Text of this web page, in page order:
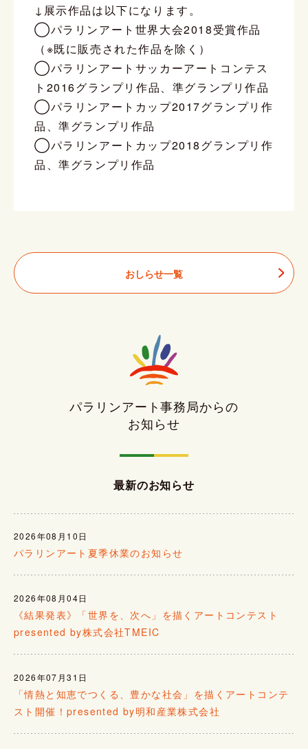
↓展示作品は以下になります。
◯パラリンアート世界大会2018受賞作品
（※既に販売された作品を除く）
◯パラリンアートサッカーアートコンテス
ト2016グランプリ作品、準グランプリ作品
◯パラリンアートカップ2017グランプリ作
品、準グランプリ作品
◯パラリンアートカップ2018グランプリ作
品、準グランプリ作品
おしらせ一覧
パラリンアート事務局からの
お知らせ
最新のお知らせ
2026年08月10日
パラリンアート夏季休業のお知らせ
2026年08月04日
《結果発表》「世界を、次へ」を描くアートコンテスト
presented by株式会社TMEIC
2026年07月31日
「情熱と知恵でつくる、豊かな社会」を描くアートコンテ
スト開催！presented by明和産業株式会社